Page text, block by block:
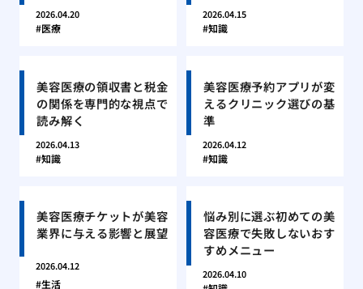
2026.04.20
医療
2026.04.15
知識
美容医療の領収書と税金
の関係を専門的な視点で
読み解く
2026.04.13
知識
美容医療予約アプリが変
えるクリニック選びの基
準
2026.04.12
知識
美容医療チケットが美容
業界に与える影響と展望
2026.04.12
生活
悩み別に選ぶ初めての美
容医療で失敗しないおす
すめメニュー
2026.04.10